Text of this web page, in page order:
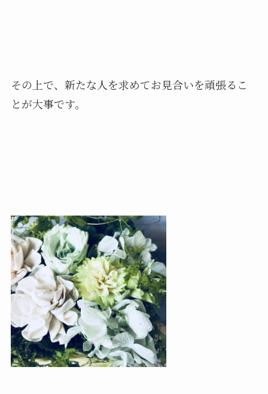
その上で、新たな人を求めてお見合いを頑張るこ
とが大事です。